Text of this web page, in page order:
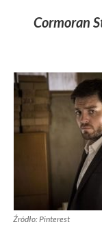
Cormoran
Źródło: Pinterest